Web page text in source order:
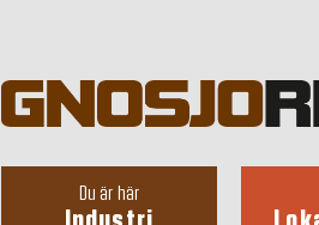
Du är här